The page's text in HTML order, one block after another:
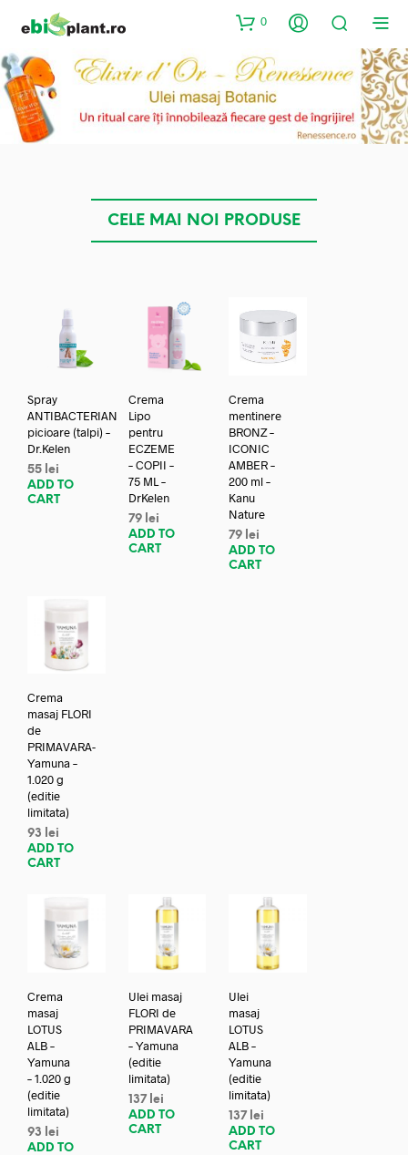
0
CELE MAI NOI PRODUSE
Spray
ANTIBACTERIAN
picioare (talpi) –
Dr.Kelen
55 lei
ADD TO
CART
Crema
Lipo
pentru
ECZEME
– COPII –
75 ML –
DrKelen
79 lei
ADD TO
CART
Crema
mentinere
BRONZ –
ICONIC
AMBER –
200 ml –
Kanu
Nature
79 lei
ADD TO
CART
Crema
masaj FLORI
de
PRIMAVARA-
Yamuna –
1.020 g
(editie
limitata)
93
lei
ADD TO
CART
Crema
masaj
LOTUS
ALB –
Yamuna
– 1.020 g
(editie
limitata)
93
lei
ADD TO
Ulei masaj
FLORI de
PRIMAVARA
– Yamuna
(editie
limitata)
137 lei
ADD TO
CART
Ulei
masaj
LOTUS
ALB –
Yamuna
(editie
limitata)
137 lei
ADD TO
CART